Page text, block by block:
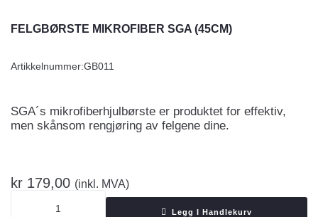
FELGBØRSTE MIKROFIBER SGA (45CM)
Artikkelnummer:GB011
SGA´s mikrofiberhjulbørste er produktet for effektiv,
men skånsom rengjøring av felgene dine.
kr 179,00 (inkl. MVA)
Legg I Handlekurv